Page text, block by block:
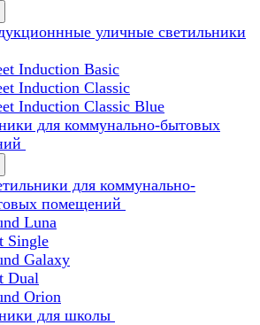
уличные светильники
Induction Basic
Induction Classic
Induction Classic Blue
для коммунально-бытовых
для коммунально-
помещений
Luna
Single
Galaxy
Dual
Orion
для школы